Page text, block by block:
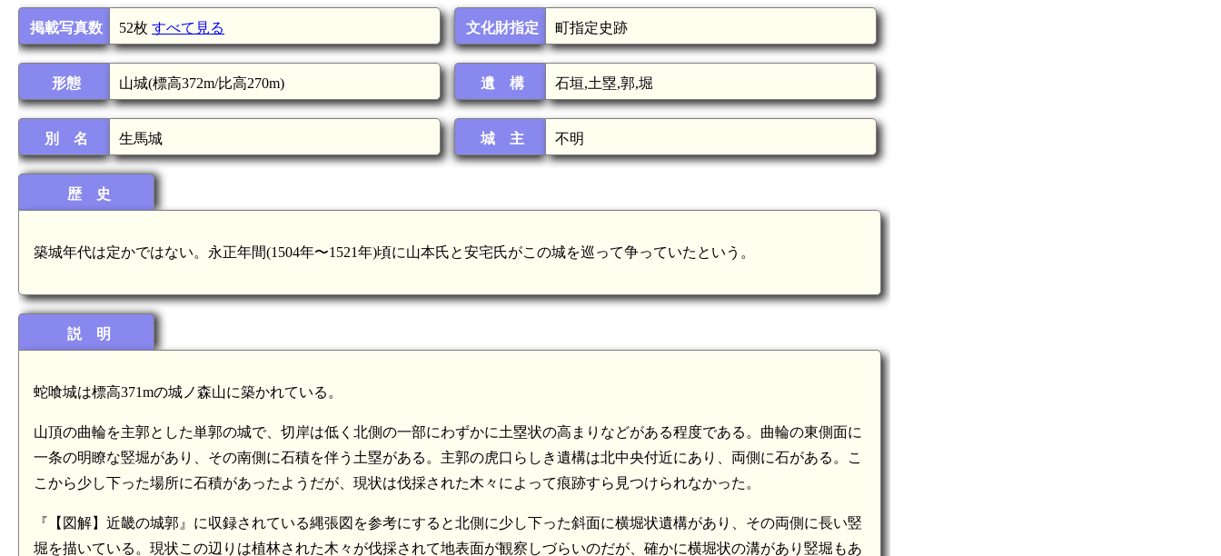
掲載写真数 52枚 すべて見る
形態 山城(標高372m/比高270m)
別 名 生馬城
文化財指定 町指定史跡
遺 構 石垣,土塁,郭,堀
城 主 不明
歴 史
築城年代は定かではない。永正年間(1504年〜1521年)頃に山本氏と安宅氏がこの城を巡って争っていたという。
説 明
蛇喰城は標高371mの城ノ森山に築かれている。
山頂の曲輪を主郭とした単郭の城で、切岸は低く北側の一部にわずかに土塁状の高まりなどがある程度である。曲輪の東側面に
一条の明瞭な竪堀があり、その南側に石積を伴う土塁がある。主郭の虎口らしき遺構は北中央付近にあり、両側に石がある。こ
こから少し下った場所に石積があったようだが、現状は伐採された木々によって痕跡すら見つけられなかった。
『【図解】近畿の城郭』に収録されている縄張図を参考にすると北側に少し下った斜面に横堀状遺構があり、その両側に長い竪
堀を描いている。現状この辺りは植林された木々が伐採されて地表面が観察しづらいのだが、確かに横堀状の溝があり竪堀もあ